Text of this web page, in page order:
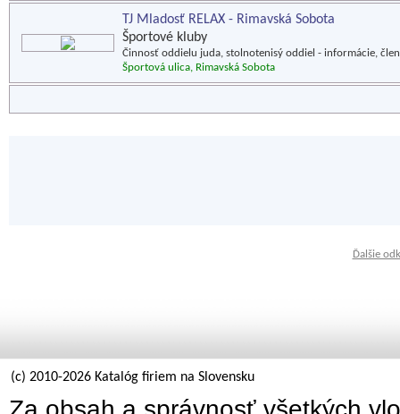
TJ Mladosť RELAX - Rimavská Sobota
Športové kluby
Činnosť oddielu juda, stolnotenisý oddiel - informácie,
Športová ulica, Rimavská Sobota
Ďalšie
(c) 2010-2026 Katalóg firiem na Slovensku